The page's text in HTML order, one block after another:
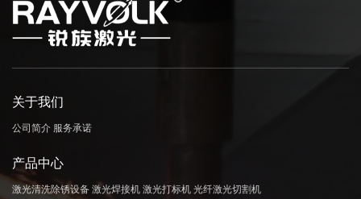
关于我们
公司简介 服务承诺
产品中心
激光清洗除锈设备 激光焊接机 激光打标机 光纤激光切割机